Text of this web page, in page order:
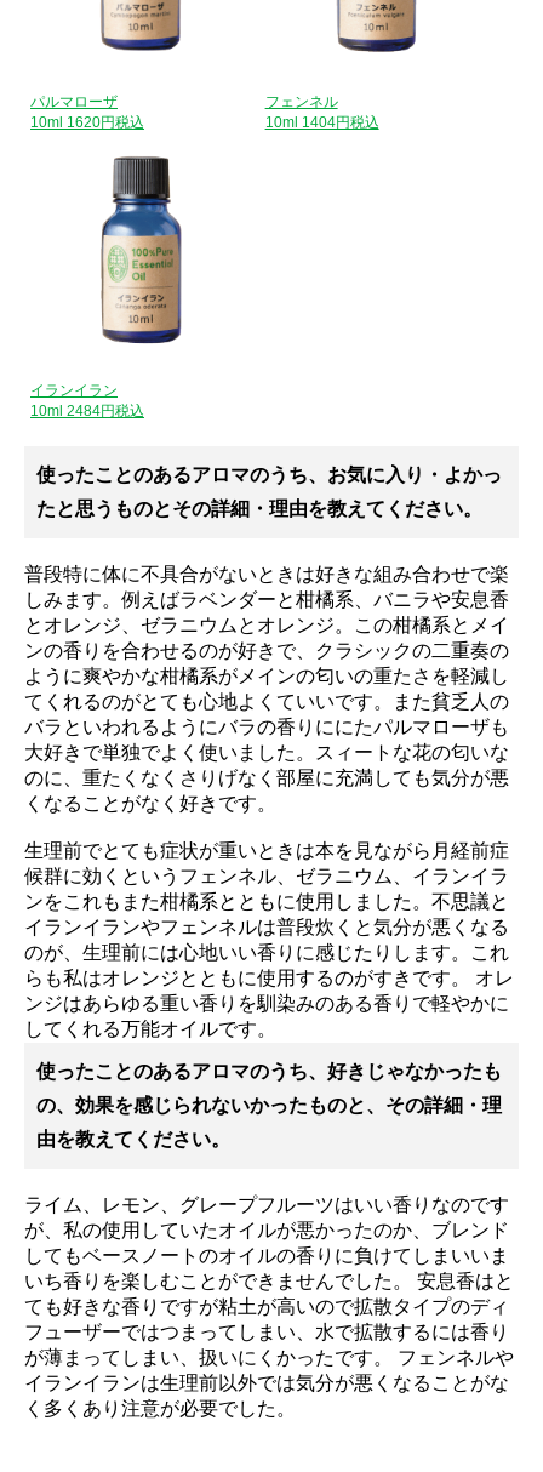
パルマローザ
10ml 1620円税込
フェンネル
10ml 1404円税込
イランイラン
10ml 2484円税込
使ったことのあるアロマのうち、お気に入り・よかっ
たと思うものとその詳細・理由を教えてください。
普段特に体に不具合がないときは好きな組み合わせで楽
しみます。例えばラベンダーと柑橘系、バニラや安息香
とオレンジ、ゼラニウムとオレンジ。この柑橘系とメイ
ンの香りを合わせるのが好きで、クラシックの二重奏の
ように爽やかな柑橘系がメインの匂いの重たさを軽減し
てくれるのがとても心地よくていいです。また貧乏人の
バラといわれるようにバラの香りににたパルマローザも
大好きで単独でよく使いました。スィートな花の匂いな
のに、重たくなくさりげなく部屋に充満しても気分が悪
くなることがなく好きです。
生理前でとても症状が重いときは本を見ながら月経前症
候群に効くというフェンネル、ゼラニウム、イランイラ
ンをこれもまた柑橘系とともに使用しました。不思議と
イランイランやフェンネルは普段炊くと気分が悪くなる
のが、生理前には心地いい香りに感じたりします。これ
らも私はオレンジとともに使用するのがすきです。 オレ
ンジはあらゆる重い香りを馴染みのある香りで軽やかに
してくれる万能オイルです。
使ったことのあるアロマのうち、好きじゃなかったも
の、効果を感じられないかったものと、その詳細・理
由を教えてください。
ライム、レモン、グレープフルーツはいい香りなのです
が、私の使用していたオイルが悪かったのか、ブレンド
してもベースノートのオイルの香りに負けてしまいいま
いち香りを楽しむことができませんでした。 安息香はと
ても好きな香りですが粘土が高いので拡散タイプのディ
フューザーではつまってしまい、水で拡散するには香り
が薄まってしまい、扱いにくかったです。 フェンネルや
イランイランは生理前以外では気分が悪くなることがな
く多くあり注意が必要でした。